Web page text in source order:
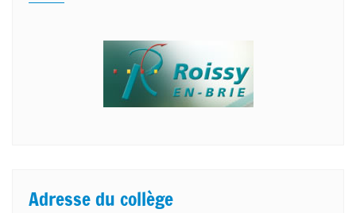
Adresse du collège